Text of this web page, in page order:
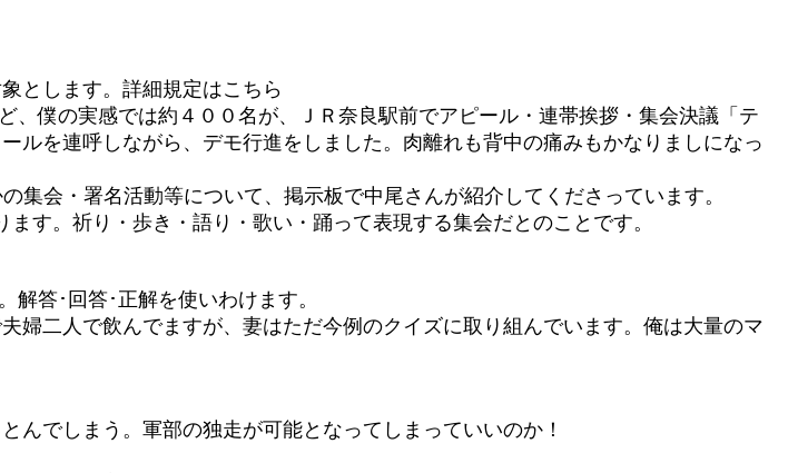
とします。詳細規定はこちら
僕の実感では約４００名が、ＪＲ奈良駅前でアピール・連帯挨拶・集会決議「テ
ルを連呼しながら、デモ行進をしました。肉離れも背中の痛みもかなりましになっ
会・署名活動等について、掲示板で中尾さんが紹介してくださっています。
す。祈り・歩き・語り・歌い・踊って表現する集会だとのことです。
答･回答･正解を使いわけます。
二人で飲んでますが、妻はただ今例のクイズに取り組んでいます。俺は大量のマ
でしまう。軍部の独走が可能となってしまっていいのか！